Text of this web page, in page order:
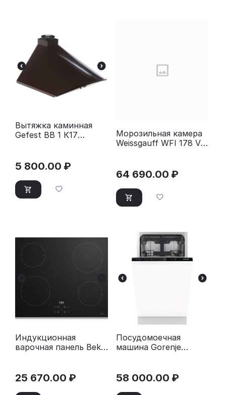
Вытяжка каминная
Gefest ВВ 1 К17
5 800.00 ₽
Морозильная камера
Weissgauff WFI 178 V
64 690.00 ₽
Индукционная
варочная панель Beko
25 670.00 ₽
Посудомоечная
машина Gorenje
58 000.00 ₽